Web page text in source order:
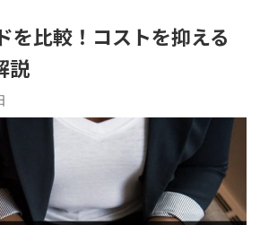
を比較！コストを抑える
説